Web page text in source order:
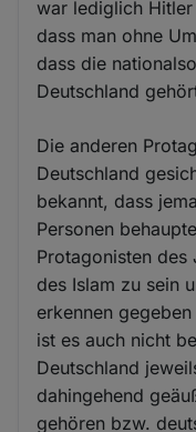
war lediglich
dass man ohne
dass die
Deutschland
Die anderen
Deutschland
bekannt, dass
Personen
Protagonisten des
des Islam zu sein
erkennen
ist es auch nicht
Deutschland
dahingehend
gehören bzw.